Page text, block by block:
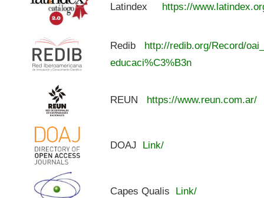
Latindex https://
Redib
http://redib.org/Record/
educaci%C3%B3n
REUN https://www.reun.com.ar/
DOAJ Link/
Capes Qualis Link/